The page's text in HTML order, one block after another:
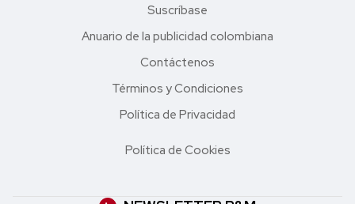
Suscríbase
Anuario de la publicidad colombiana
Contáctenos
Términos y Condiciones
Política de Privacidad
Política de Cookies